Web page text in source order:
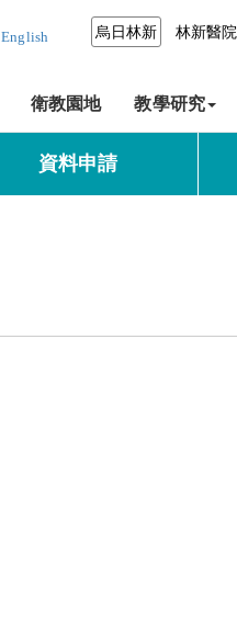
林新醫院
烏日林新
English
衛教園地 教學研究
資料申請